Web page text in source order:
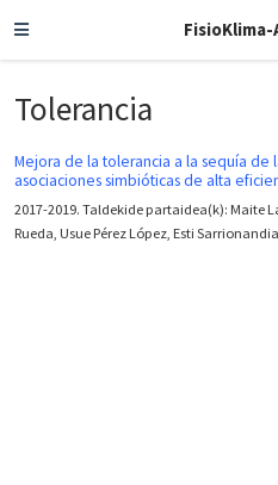
FisioKlima-
Tolerancia
Mejora de la tolerancia a la sequía de
asociaciones simbióticas de alta
2017-2019. Taldekide partaidea(k): Maite
Rueda, Usue Pérez López, Esti